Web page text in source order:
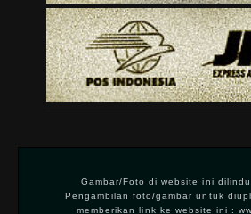
Gambar/Foto di website ini
Pengambilan foto/gambar untuk
memberikan link ke website ini :